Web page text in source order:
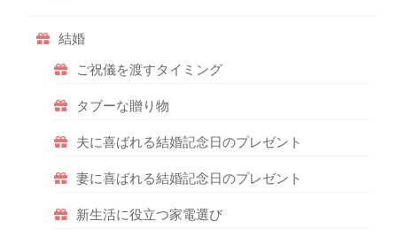
結婚
ご祝儀を渡すタイミング
タブーな贈り物
夫に喜ばれる結婚記念日のプレゼント
妻に喜ばれる結婚記念日のプレゼント
新生活に役立つ家電選び